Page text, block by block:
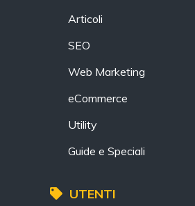
Articoli
SEO
Web Marketing
eCommerce
Utility
Guide e Speciali
UTENTI